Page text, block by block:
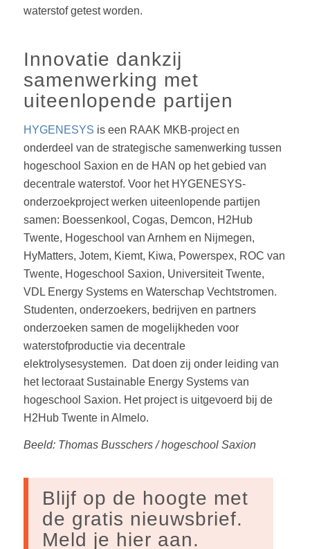
waterstof getest worden.
Innovatie dankzij
samenwerking met
uiteenlopende partijen
HYGENESYS is een RAAK MKB-project en
onderdeel van de strategische samenwerking tussen
hogeschool Saxion en de HAN op het gebied van
decentrale waterstof. Voor het HYGENESYS-
onderzoekproject werken uiteenlopende partijen
samen: Boessenkool, Cogas, Demcon, H2Hub
Twente, Hogeschool van Arnhem en Nijmegen,
HyMatters, Jotem, Kiemt, Kiwa, Powerspex, ROC van
Twente, Hogeschool Saxion, Universiteit Twente,
VDL Energy Systems en Waterschap Vechtstromen.
Studenten, onderzoekers, bedrijven en partners
onderzoeken samen de mogelijkheden voor
waterstofproductie via decentrale
elektrolysesystemen. Dat doen zij onder leiding van
het lectoraat Sustainable Energy Systems van
hogeschool Saxion. Het project is uitgevoerd bij de
H2Hub Twente in Almelo.
Beeld: Thomas Busschers / hogeschool Saxion
Blijf op de hoogte met
de gratis nieuwsbrief.
Meld je hier aan.